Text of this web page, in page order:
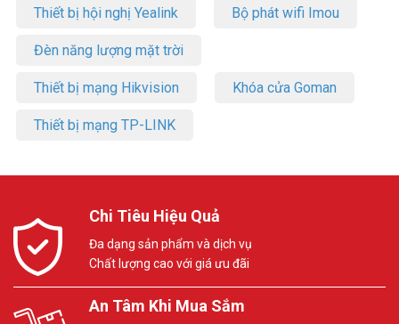
Thiết bị hội nghị Yealink Bộ phát wifi Imou
Đèn năng lượng mặt trời
Thiết bị mạng Hikvision Khóa cửa Goman
Thiết bị mạng TP-LINK
Chi Tiêu Hiệu Quả
Đa dạng sản phẩm và dịch vụ
Chất lượng cao với giá ưu đãi
An Tâm Khi Mua Sắm